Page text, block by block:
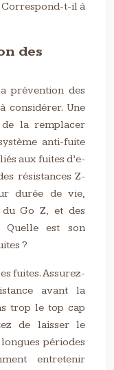
Correspond-t-il à
des
prévention des
considérer. Une
la remplacer
anti-fuite
aux fuites d’e-
résistances Z-
durée de vie,
du Go Z, et des
Quelle est son
?
fuites. Assurez-
avant la
trop le top cap
de laisser le
périodes
entretenir